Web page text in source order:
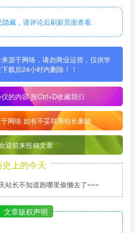
隐藏，请评论后刷新页面查看.
源于网络，请勿商业运营，仅供学
载后24小时内删除！！
的内容按Ctrl+D收藏我们
网络 如有不妥联系站长删除
迎前来投稿文章
上的今天
站长不知道跑哪里偷懒去了~~~
文章版权声明